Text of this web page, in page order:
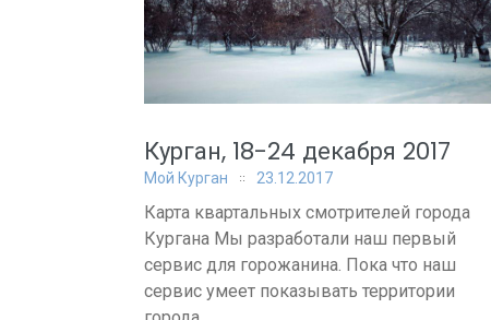
Курган, 18-24 декабря 2017
Мой Курган 23.12.2017
Карта квартальных смотрителей города
Кургана Мы разработали наш первый
сервис для горожанина. Пока что наш
сервис умеет показывать территории